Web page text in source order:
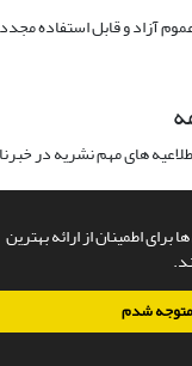
اطمینان از ارائه بهترین
متوجه شدم
آزاد و قابل استفاده
های مهم نشریه در
علمی.طراحی و پیاده سازی